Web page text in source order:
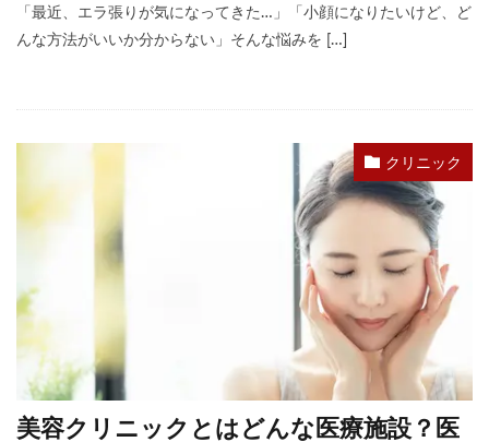
「最近、エラ張りが気になってきた…」「小顔になりたいけど、ど
んな方法がいいか分からない」そんな悩みを […]
クリニック
美容クリニックとはどんな医療施設？医